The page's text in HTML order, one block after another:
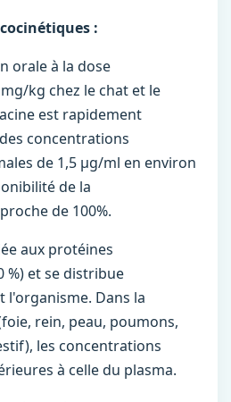
:
orale à la dose
kg chez le chat et le
est rapidement
concentrations
de 1,5 µg/ml en environ
de la
de 100%.
aux protéines
%) et se distribue
Dans la
rein, peau, poumons,
les concentrations
à celle du plasma.